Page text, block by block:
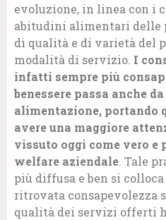
evoluzione, in linea con i
abitudini alimentari delle
di qualità e di varietà del
modalità di servizio. I
infatti sempre più
benessere passa anche
alimentazione, portando
avere una maggiore
vissuto oggi come vero e
welfare aziendale. Tale
più diffusa e ben si
ritrovata consapevolezza
qualità dei servizi offerti